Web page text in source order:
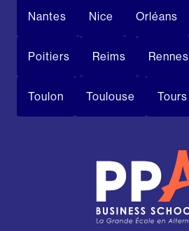
Nantes Nice Orléans
Poitiers Reims Rennes
Toulon Toulouse Tours